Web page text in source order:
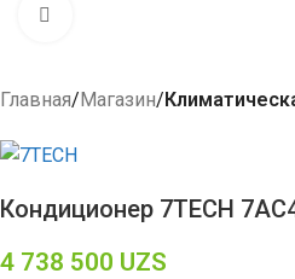
Главная Магазин
Кондиционер 7TECH
4 738 500 UZS